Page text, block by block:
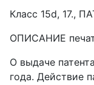
Класс 15d, 17.,
ОПИСАНИЕ
О выдаче
года. Действие